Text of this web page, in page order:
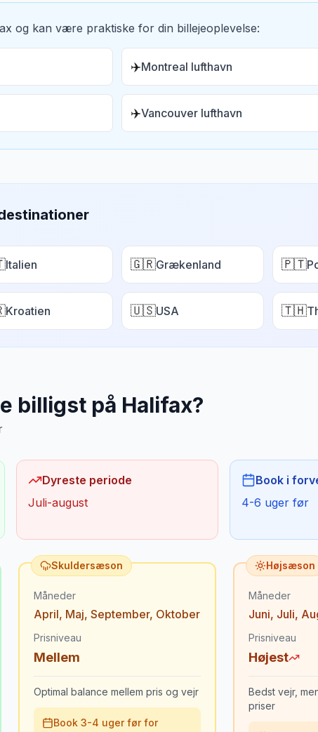
og kan være praktiske for din billejeoplevelse:
✈️Montreal lufthavn
✈️Vancouver lufthavn
Italien 🇬🇷Grækenland 🇵🇹
Kroatien 🇺🇸USA 🇹🇭
billigst på Halifax?
Dyreste periode
Juli-august
Book i
4-6 uger før
Skuldersæson
Måneder
April, Maj, September, Oktober
Prisniveau
Mellem
Optimal balance mellem pris og vejr
Book 3-4 uger før for
Højsæson
Måneder
Juni, Juli,
Prisniveau
Højest
Bedst vejr,
priser